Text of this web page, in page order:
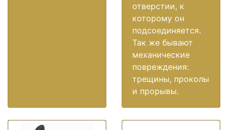
отверстии, к
которому он
подсоединяется.
Так же бывают
механические
повреждения:
трещины, проколы
и прорывы.